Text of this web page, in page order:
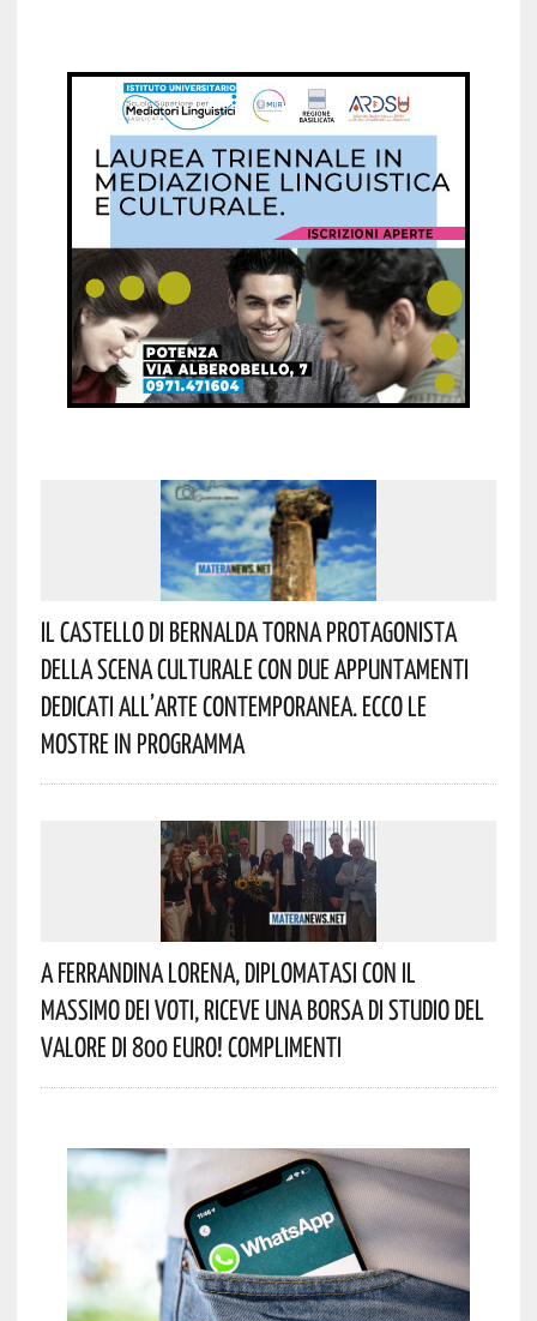
Il Castello Di Bernalda Torna Protagonista
Della Scena Culturale Con Due Appuntamenti
Dedicati All’arte Contemporanea. Ecco Le
Mostre In Programma
A Ferrandina Lorena, Diplomatasi Con Il
Massimo Dei Voti, Riceve Una Borsa Di Studio Del
Valore Di 800 Euro! Complimenti